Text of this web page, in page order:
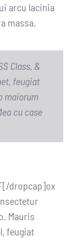
arcu lacinia
massa.
Class, &
feugiat
maiorum
cu case
dropcap]ox
Mauris
feugiat